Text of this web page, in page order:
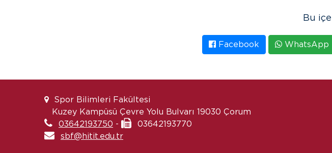
Bu
Facebook WhatsApp
Spor Bilimleri Fakültesi
Kuzey Kampüsü Çevre Yolu Bulvarı 19030 Çorum
03642193750 -
03642193770
sbf@hitit.edu.tr